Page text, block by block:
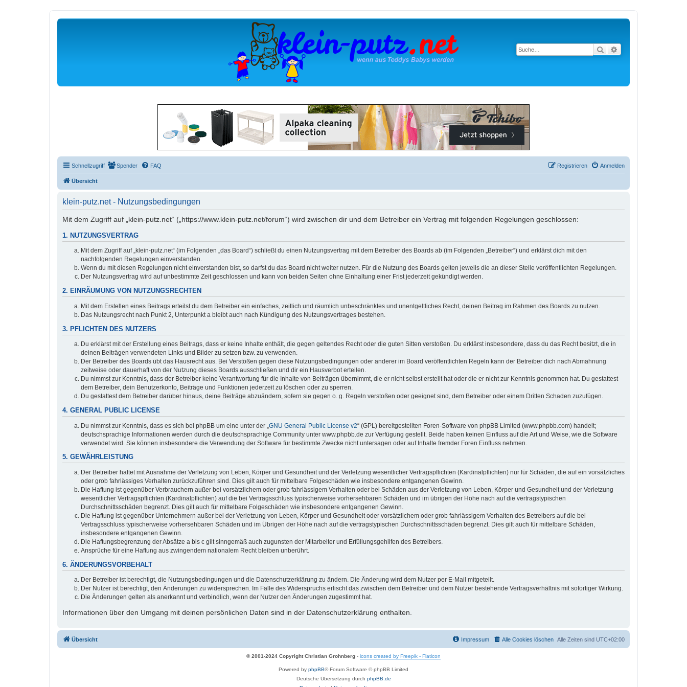
Suche
Schnellzugriff Spender FAQ Anmelden
Registrieren
Übersicht
klein-putz.net - Nutzungsbedingungen
Mit dem Zugriff auf „klein-putz.net“ („https://www.klein-putz.net/forum“) wird zwischen dir und dem Betreiber ein Vertrag mit folgenden Regelungen geschlossen:
1. NUTZUNGSVERTRAG
Mit dem Zugriff auf „klein-putz.net“ (im Folgenden „das Board“) schließt du einen Nutzungsvertrag mit dem Betreiber des Boards ab (im Folgenden „Betreiber“) und erklärst dich mit den
nachfolgenden Regelungen einverstanden.
Wenn du mit diesen Regelungen nicht einverstanden bist, so darfst du das Board nicht weiter nutzen. Für die Nutzung des Boards gelten jeweils die an dieser Stelle veröffentlichten Regelungen.
Der Nutzungsvertrag wird auf unbestimmte Zeit geschlossen und kann von beiden Seiten ohne Einhaltung einer Frist jederzeit gekündigt werden.
2. EINRÄUMUNG VON NUTZUNGSRECHTEN
Mit dem Erstellen eines Beitrags erteilst du dem Betreiber ein einfaches, zeitlich und räumlich unbeschränktes und unentgeltliches Recht, deinen Beitrag im Rahmen des Boards zu nutzen.
Das Nutzungsrecht nach Punkt 2, Unterpunkt a bleibt auch nach Kündigung des Nutzungsvertrages bestehen.
3. PFLICHTEN DES NUTZERS
Du erklärst mit der Erstellung eines Beitrags, dass er keine Inhalte enthält, die gegen geltendes Recht oder die guten Sitten verstoßen. Du erklärst insbesondere, dass du das Recht besitzt, die in
deinen Beiträgen verwendeten Links und Bilder zu setzen bzw. zu verwenden.
Der Betreiber des Boards übt das Hausrecht aus. Bei Verstößen gegen diese Nutzungsbedingungen oder anderer im Board veröffentlichten Regeln kann der Betreiber dich nach Abmahnung
zeitweise oder dauerhaft von der Nutzung dieses Boards ausschließen und dir ein Hausverbot erteilen.
Du nimmst zur Kenntnis, dass der Betreiber keine Verantwortung für die Inhalte von Beiträgen übernimmt, die er nicht selbst erstellt hat oder die er nicht zur Kenntnis genommen hat. Du gestattest
dem Betreiber, dein Benutzerkonto, Beiträge und Funktionen jederzeit zu löschen oder zu sperren.
Du gestattest dem Betreiber darüber hinaus, deine Beiträge abzuändern, sofern sie gegen o. g. Regeln verstoßen oder geeignet sind, dem Betreiber oder einem Dritten Schaden zuzufügen.
4. GENERAL PUBLIC LICENSE
Du nimmst zur Kenntnis, dass es sich bei phpBB um eine unter der „ GNU General Public License v2“ (GPL) bereitgestellten Foren-Software von phpBB Limited (www.phpbb.com) handelt;
deutschsprachige Informationen werden durch die deutschsprachige Community unter www.phpbb.de zur Verfügung gestellt. Beide haben keinen Einfluss auf die Art und Weise, wie die Software
verwendet wird. Sie können insbesondere die Verwendung der Software für bestimmte Zwecke nicht untersagen oder auf Inhalte fremder Foren Einfluss nehmen.
5. GEWÄHRLEISTUNG
Der Betreiber haftet mit Ausnahme der Verletzung von Leben, Körper und Gesundheit und der Verletzung wesentlicher Vertragspflichten (Kardinalpflichten) nur für Schäden, die auf ein vorsätzliches
oder grob fahrlässiges Verhalten zurückzuführen sind. Dies gilt auch für mittelbare Folgeschäden wie insbesondere entgangenen Gewinn.
Die Haftung ist gegenüber Verbrauchern außer bei vorsätzlichem oder grob fahrlässigem Verhalten oder bei Schäden aus der Verletzung von Leben, Körper und Gesundheit und der Verletzung
wesentlicher Vertragspflichten (Kardinalpflichten) auf die bei Vertragsschluss typischerweise vorhersehbaren Schäden und im übrigen der Höhe nach auf die vertragstypischen
Durchschnittsschäden begrenzt. Dies gilt auch für mittelbare Folgeschäden wie insbesondere entgangenen Gewinn.
Die Haftung ist gegenüber Unternehmern außer bei der Verletzung von Leben, Körper und Gesundheit oder vorsätzlichem oder grob fahrlässigem Verhalten des Betreibers auf die bei
Vertragsschluss typischerweise vorhersehbaren Schäden und im Übrigen der Höhe nach auf die vertragstypischen Durchschnittsschäden begrenzt. Dies gilt auch für mittelbare Schäden,
insbesondere entgangenen Gewinn.
Die Haftungsbegrenzung der Absätze a bis c gilt sinngemäß auch zugunsten der Mitarbeiter und Erfüllungsgehilfen des Betreibers.
Ansprüche für eine Haftung aus zwingendem nationalem Recht bleiben unberührt.
6. ÄNDERUNGSVORBEHALT
Der Betreiber ist berechtigt, die Nutzungsbedingungen und die Datenschutzerklärung zu ändern. Die Änderung wird dem Nutzer per E-Mail mitgeteilt.
Der Nutzer ist berechtigt, den Änderungen zu widersprechen. Im Falle des Widerspruchs erlischt das zwischen dem Betreiber und dem Nutzer bestehende Vertragsverhältnis mit sofortiger Wirkung.
Die Änderungen gelten als anerkannt und verbindlich, wenn der Nutzer den Änderungen zugestimmt hat.
Informationen über den Umgang mit deinen persönlichen Daten sind in der Datenschutzerklärung enthalten.
Übersicht Alle Zeiten sind UTC+02:00
Alle Cookies löschen
Impressum
© 2001-2024 Copyright Christian Grohnberg - icons created by Freepik - Flaticon
Powered by phpBB® Forum Software © phpBB Limited
Deutsche Übersetzung durch phpBB.de